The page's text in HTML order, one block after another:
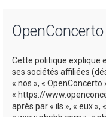
Cette politique explique
ses sociétés affiliées
« nos », « OpenConcerto
« https://
après par « ils », « eux »,